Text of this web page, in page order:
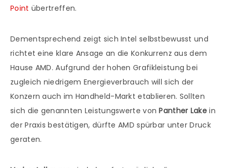
Point übertreffen.
Dementsprechend zeigt sich Intel selbstbewusst und
richtet eine klare Ansage an die Konkurrenz aus dem
Hause AMD. Aufgrund der hohen Grafikleistung bei
zugleich niedrigem Energieverbrauch will sich der
Konzern auch im Handheld-Markt etablieren. Sollten
sich die genannten Leistungswerte vonPanther Lake in
der Praxis bestätigen, dürfte AMD spürbar unter Druck
geraten.